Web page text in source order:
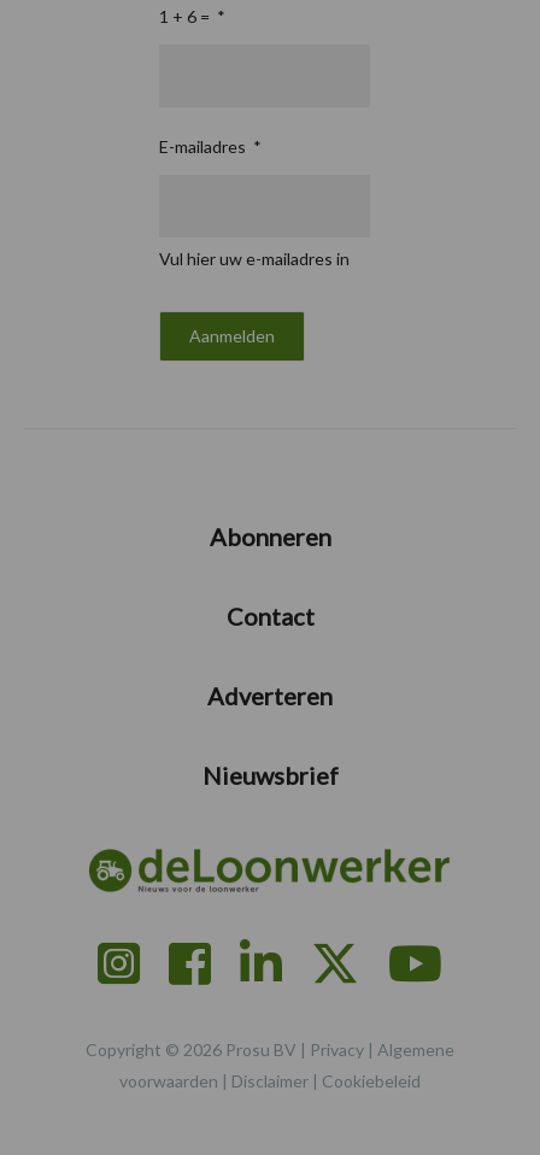
1 + 6 = *
E-mailadres *
Vul hier uw e-mailadres in
Abonneren
Contact
Adverteren
Nieuwsbrief
Copyright © 2026 Prosu BV | Privacy | Algemene
voorwaarden | Disclaimer | Cookiebeleid